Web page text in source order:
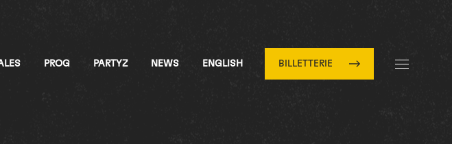
PROG PARTYZ NEWS ENGLISH BILLETTERIE